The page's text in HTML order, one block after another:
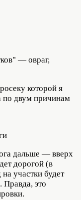
— овраг,
которой я
по двум причинам
дальше — вверх
дорогой (в
участки будет
Правда, это